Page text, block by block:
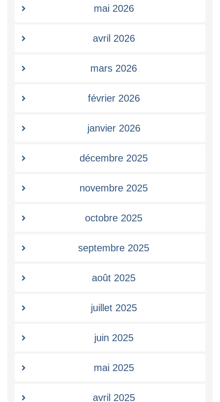
mai 2026
avril 2026
mars 2026
février 2026
janvier 2026
décembre 2025
novembre 2025
octobre 2025
septembre 2025
août 2025
juillet 2025
juin 2025
mai 2025
avril 2025